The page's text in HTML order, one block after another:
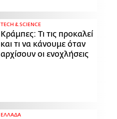
ΤECH & SCIENCE
Κράμπες: Τι τις προκαλεί
και τι να κάνουμε όταν
αρχίσουν οι ενοχλήσεις
ΕΛΛΑΔΑ